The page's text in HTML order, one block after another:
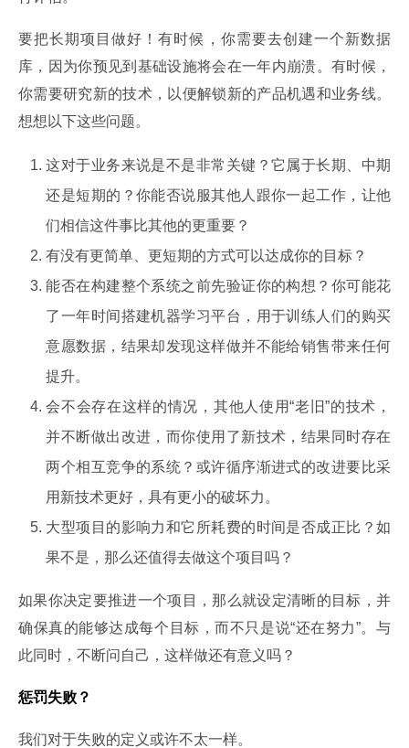
要把长期项目做好！有时候，你需要去创建一个新数据
库，因为你预见到基础设施将会在一年内崩溃。有时候，
你需要研究新的技术，以便解锁新的产品机遇和业务线。
想想以下这些问题。
这对于业务来说是不是非常关键？它属于长期、中期
还是短期的？你能否说服其他人跟你一起工作，让他
们相信这件事比其他的更重要？
有没有更简单、更短期的方式可以达成你的目标？
能否在构建整个系统之前先验证你的构想？你可能花
了一年时间搭建机器学习平台，用于训练人们的购买
意愿数据，结果却发现这样做并不能给销售带来任何
提升。
会不会存在这样的情况，其他人使用“老旧”的技术，
并不断做出改进，而你使用了新技术，结果同时存在
两个相互竞争的系统？或许循序渐进式的改进要比采
用新技术更好，具有更小的破坏力。
大型项目的影响力和它所耗费的时间是否成正比？如
果不是，那么还值得去做这个项目吗？
如果你决定要推进一个项目，那么就设定清晰的目标，并
确保真的能够达成每个目标，而不只是说“还在努力”。与
此同时，不断问自己，这样做还有意义吗？
惩罚失败？
我们对于失败的定义或许不太一样。